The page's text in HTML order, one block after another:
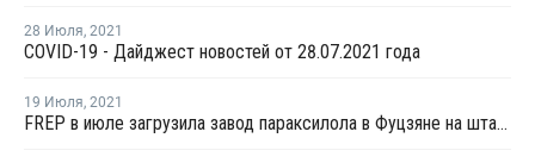
28 Июля, 2021
COVID-19 - Дайджест новостей от 28.07.2021 года
19 Июля, 2021
FREP в июле загрузила завод параксилола в Фуцзяне на штатном уровне